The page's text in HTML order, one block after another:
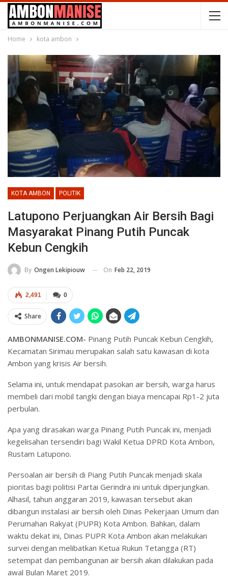
Home kota ambon
KOTA AMBON POLITIK
Latupono Perjuangkan Air Bersih Bagi
Masyarakat Pinang Putih Puncak
Kebun Cengkih
By Ongen Lekipiouw On Feb 22, 2019
0
2,491
Share
AMBONMANISE.COM- Pinang Putih Puncak Kebun Cengkih,
Kecamatan Sirimau merupakan salah satu kawasan di kota
Ambon yang krisis Air bersih.
Selama ini, untuk mendapat pasokan air bersih, warga harus
membeli dari mobil tangki dengan biaya mencapai Rp1-2 juta
perbulan.
Apa yang dirasakan warga Pinang Putih Puncak ini, menjadi
kegelisahan tersendiri bagi Wakil Ketua DPRD Kota Ambon,
Rustam Latupono.
Persoalan air bersih di Piang Putih Puncak menjadi skala
pioritas bagi politisi Partai Gerindra ini untuk diperjungkan.
Alhasil, tahun anggaran 2019, kawasan tersebut akan
dibangun instalasi air bersih oleh Dinas Pekerjaan Umum dan
Perumahan Rakyat (PUPR) Kota Ambon. Bahkan, dalam
waktu dekat ini, Dinas PUPR Kota Ambon akan melakukan
survei dengan melibatkan Ketua Rukun Tetangga (RT)
setempat dan pembangunan air bersih akan dilakukan pada
awal Bulan Maret 2019.